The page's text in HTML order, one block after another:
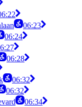
06:23
06:24
06:28
06:32
06:32
06:34